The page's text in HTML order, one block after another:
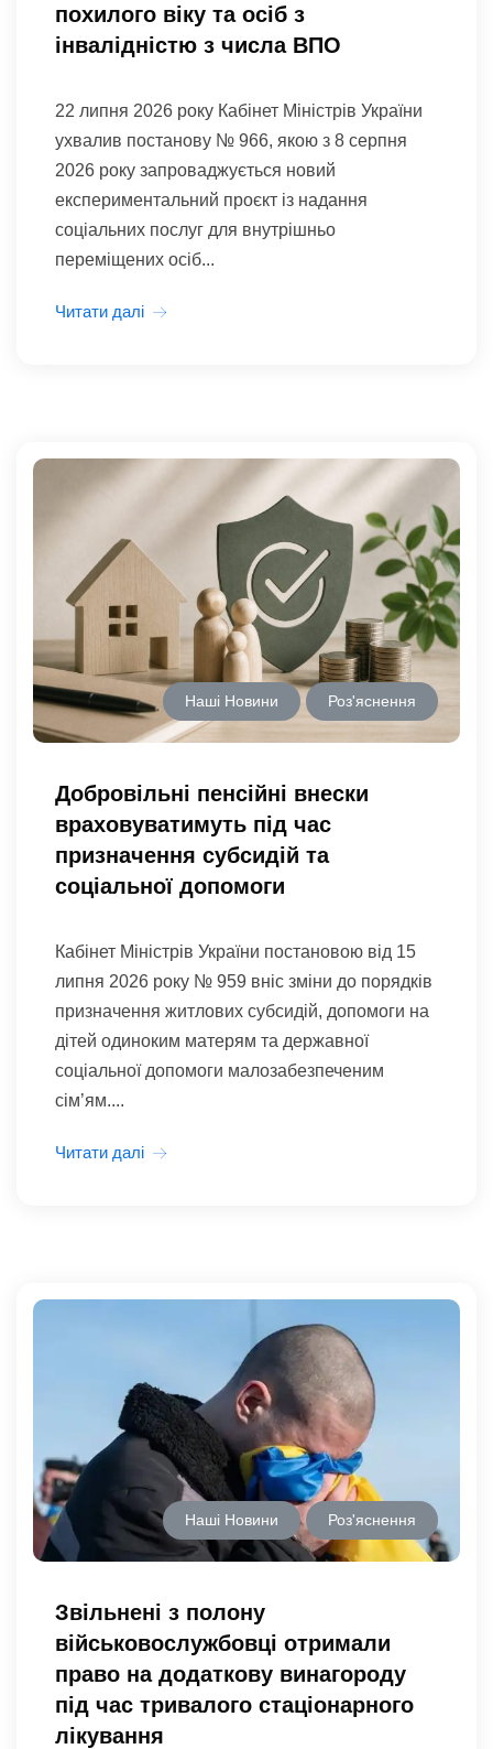
похилого віку та осіб з
інвалідністю з числа ВПО
22 липня 2026 року Кабінет Міністрів України
ухвалив постанову № 966, якою з 8 серпня
2026 року запроваджується новий
експериментальний проєкт із надання
соціальних послуг для внутрішньо
переміщених осіб...
Читати далі
Наші Новини Роз'яснення
Добровільні пенсійні внески
враховуватимуть під час
призначення субсидій та
соціальної допомоги
Кабінет Міністрів України постановою від 15
липня 2026 року № 959 вніс зміни до порядків
призначення житлових субсидій, допомоги на
дітей одиноким матерям та державної
соціальної допомоги малозабезпеченим
сім’ям....
Читати далі
Наші Новини Роз'яснення
Звільнені з полону
військовослужбовці отримали
право на додаткову винагороду
під час тривалого стаціонарного
лікування